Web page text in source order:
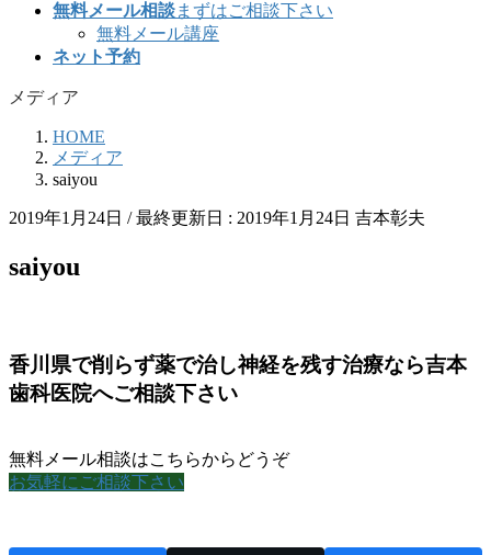
無料メール相談まずはご相談下さい
無料メール講座
ネット予約
メディア
HOME
メディア
saiyou
2019年1月24日 / 最終更新日 : 2019年1月24日 吉本彰夫
saiyou
香川県で削らず薬で治し神経を残す治療なら吉本
歯科医院へご相談下さい
無料メール相談はこちらからどうぞ
お気軽にご相談下さい